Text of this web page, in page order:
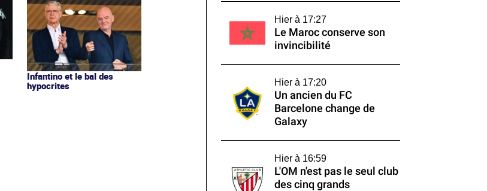
Infantino et le bal des
hypocrites
Hier à 17:27
Le Maroc conserve son
invincibilité
Hier à 17:20
Un ancien du FC
Barcelone change de
Galaxy
Hier à 16:59
L'OM n'est pas le seul club
des cinq grands